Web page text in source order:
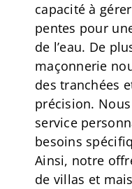
capacité à
pentes pour
de l’eau. De
maçonnerie
des tranchées
précision.
service
besoins
Ainsi, notre
de villas et